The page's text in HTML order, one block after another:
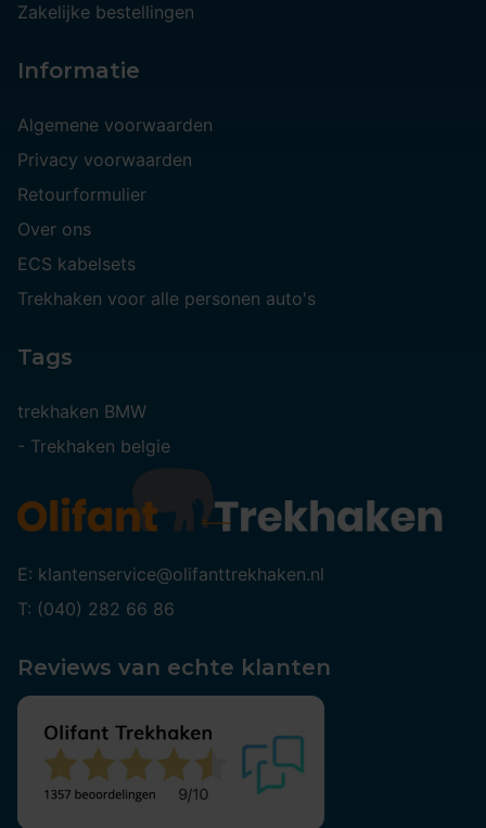
Zakelijke bestellingen
Informatie
Algemene voorwaarden
Privacy voorwaarden
Retourformulier
Over ons
ECS kabelsets
Trekhaken voor alle personen auto's
Tags
trekhaken BMW
- Trekhaken belgie
E: klantenservice@olifanttrekhaken.nl
T: (040) 282 66 86
Reviews van echte klanten